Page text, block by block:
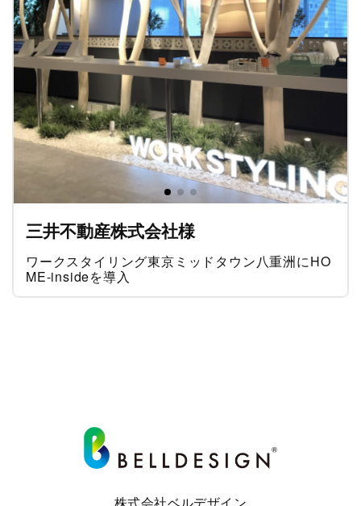
三井不動産株式会社様
ワークスタイリング東京ミッドタウン八重洲にHO
ME-insideを導入